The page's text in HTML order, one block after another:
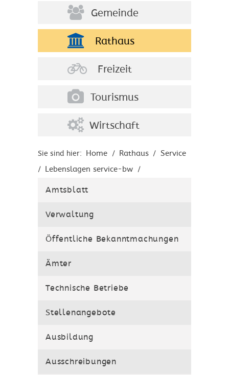
Gemeinde
Rathaus
Freizeit
Tourismus
Wirtschaft
Sie sind hier: Home / Rathaus / Service
/ Lebenslagen service-bw /
Unternehmen gründen
Amtsblatt
Verwaltung
Öffentliche Bekanntmachungen
Ämter
Technische Betriebe
Stellenangebote
Ausbildung
Ausschreibungen